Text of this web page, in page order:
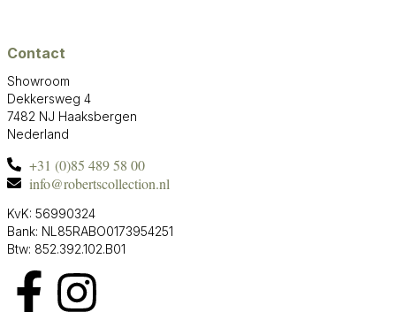
Contact
Showroom
Dekkersweg 4
7482 NJ Haaksbergen
Nederland
+31 (0)85 489 58 00
info@robertscollection.nl
KvK: 56990324
Bank: NL85RABO0173954251
Btw: 852.392.102.B01